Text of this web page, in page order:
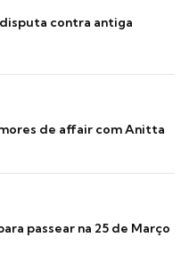
contra antiga
de affair com Anitta
passear na 25 de Março